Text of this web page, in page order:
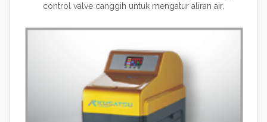
control valve canggih untuk mengatur aliran air.